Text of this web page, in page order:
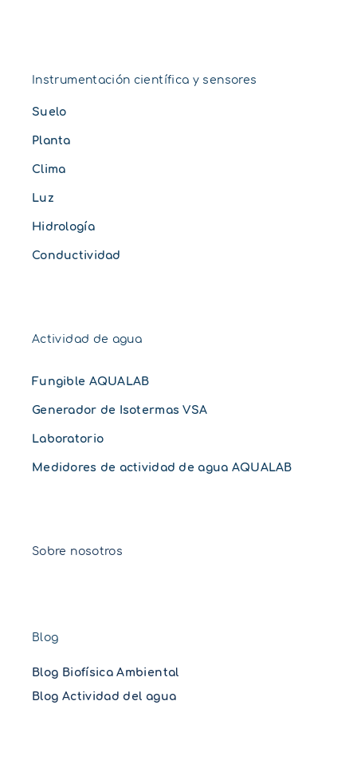
Instrumentación científica y sensores
Suelo
Planta
Clima
Luz
Hidrología
Conductividad
Actividad de agua
Fungible AQUALAB
Generador de Isotermas VSA
Laboratorio
Medidores de actividad de agua AQUALAB
Sobre nosotros
Blog
Blog Biofísica Ambiental
Blog Actividad del agua